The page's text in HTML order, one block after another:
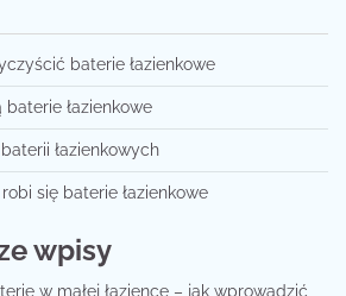
baterie łazienkowe
baterie łazienkowe
łazienkowych
się baterie łazienkowe
wpisy
w małej łazience – jak wprowadzić